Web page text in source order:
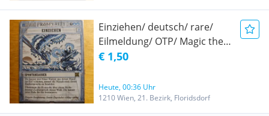
Einziehen/ deutsch/ rare/
Eilmeldung/ OTP/ Magic the
gathering/ MTG! NEU!
€ 1,50
Heute, 00:36 Uhr
1210 Wien, 21. Bezirk, Floridsdorf